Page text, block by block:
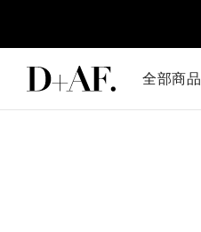
全部商品